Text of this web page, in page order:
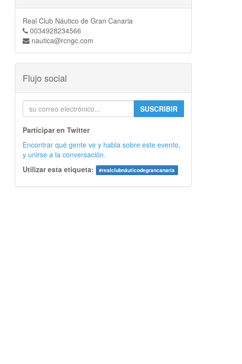
Real Club Náutico de Gran Canaria
0034928234566
nautica@rcngc.com
Flujo social
SUSCRIBIR
Participar en Twitter
Encontrar qué gente ve y habla sobre este evento,
y unirse a la conversación.
Utilizar esta etiqueta:
#realclubnáuticodegrancanaria